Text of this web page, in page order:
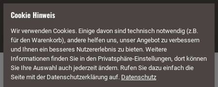
Navigation
Überdachung Vordächer Für Doppeltüren Satteldach
Cookie Hinweis
Wir verwenden Cookies. Einige davon sind technisch notwendig (z.B.
für den Warenkorb), andere helfen uns, unser Angebot zu verbessern
und Ihnen ein besseres Nutzererlebnis zu bieten. Weitere
Informationen finden Sie in den Privatsphäre-Einstellungen, dort können
Sie Ihre Auswahl auch jederzeit ändern. Rufen Sie dazu einfach die
Seite mit der Datenschutzerklärung auf. Datenschutz